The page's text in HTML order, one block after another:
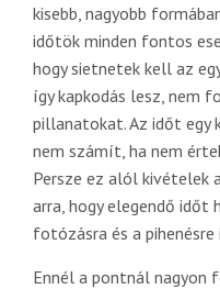
kisebb, nagyobb
időtök minden fontos
hogy sietnetek kell az
így kapkodás lesz, nem
pillanatokat. Az időt egy
nem számít, ha nem
Persze ez alól kivételek
arra, hogy elegendő időt
fotózásra és a pihenésre
Ennél a pontnál nagyon